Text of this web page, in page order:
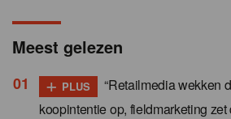
Meest gelezen
+ PLUS
“Retailmedia wekken
koopintentie op, fieldmarketing zet